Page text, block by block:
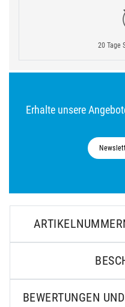
20 Tage
Erhalte unsere
BEWERTUNGEN